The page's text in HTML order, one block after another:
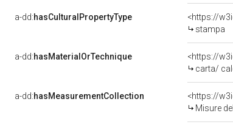
a-dd:hasCulturalPropertyType
<https://
stampa
a-dd:hasMaterialOrTechnique
<https://
carta/
a-dd:hasMeasurementCollection
<https://
Misure